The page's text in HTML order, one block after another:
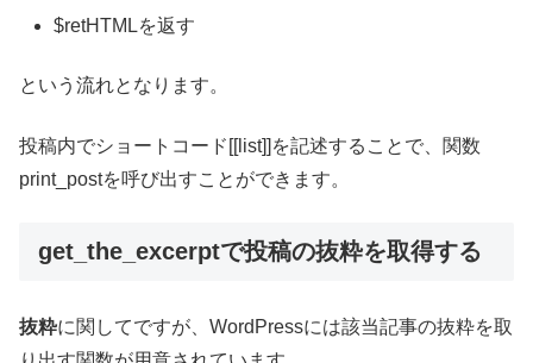
$retHTMLを返す
という流れとなります。
投稿内でショートコード[[list]]を記述することで、関数
print_postを呼び出すことができます。
get_the_excerptで投稿の抜粋を取得する
抜粋に関してですが、WordPressには該当記事の抜粋を取